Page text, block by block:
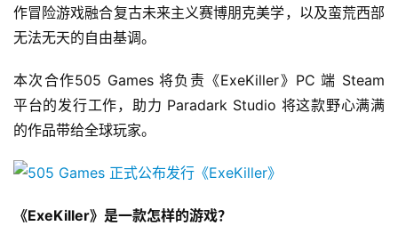
作冒险游戏融合复古未来主义赛博朋克美学，以及蛮荒西部
无法无天的自由基调。
本次合作505 Games 将负责《ExeKiller》PC 端 Steam
平台的发行工作，助力 Paradark Studio 将这款野心满满
的作品带给全球玩家。
《ExeKiller》是一款怎样的游戏？